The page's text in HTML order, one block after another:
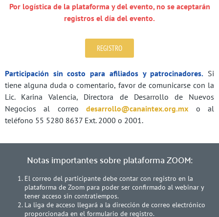
Por logística de la plataforma y del evento, no se aceptarán
registros el día del evento.
REGISTRO
Participación sin costo para afiliados y patrocinadores. Si
tiene alguna duda o comentario, favor de comunicarse con la
Lic. Karina Valencia, Directora de Desarrollo de Nuevos
Negocios al correodesarrollo@canaintex.org.mx o al
teléfono 55 5280 8637 Ext. 2000 o 2001.
Notas importantes sobre plataforma ZOOM:
El correo del participante debe contar con registro en la
plataforma de Zoom para poder ser confirmado al webinar y
tener acceso sin contratiempos.
La liga de acceso llegará a la dirección de correo electrónico
proporcionada en el formulario de registro.